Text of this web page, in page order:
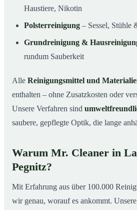
Haustiere, Nikotin
Polsterreinigung – Sessel, Stühle
Grundreinigung &
rundum Sauberkeit
Alle Reinigungsmittel und
enthalten – ohne Zusatzkosten oder
Unsere Verfahren sind
saubere, gepflegte Optik, die lange
Warum Mr. Cleaner in
Pegnitz?
Mit Erfahrung aus über 100.000
wir genau, worauf es ankommt.